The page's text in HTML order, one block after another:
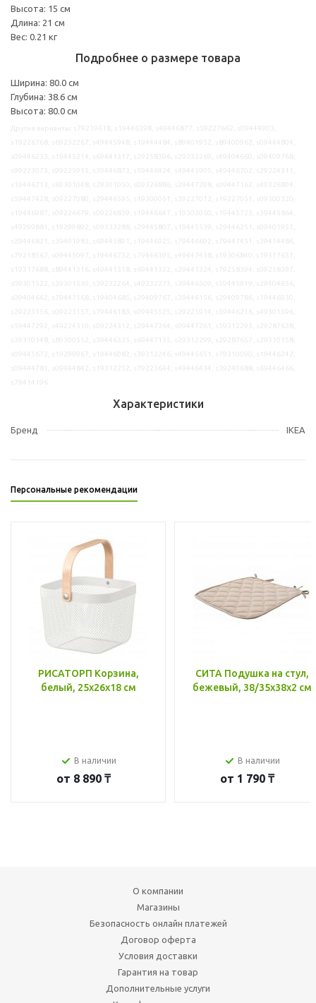
Высота: 15 см
Длина: 21 см
Вес: 0.21 кг
Подробнее о размере товара
Ширина: 80.0 см
Глубина: 38.6 см
Высота: 80.0 см
Характеристики
Бренд IKEA
Персональные рекомендации
РИСАТОРП Корзина,
белый, 25x26x18 см
В наличии
от 8 890 ₸
СИТА Подушка на стул,
бежевый, 38/35x38x2 см
В наличии
от 1 790 ₸
О компании
Магазины
Безопасность онлайн платежей
Договор оферта
Условия доставки
Гарантия на товар
Дополнительные услуги